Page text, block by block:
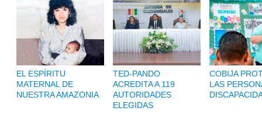
EL ESPÍRITU
MATERNAL DE
NUESTRA AMAZONIA
TED-PANDO
ACREDITA A 119
AUTORIDADES
ELEGIDAS
COBIJA
LAS